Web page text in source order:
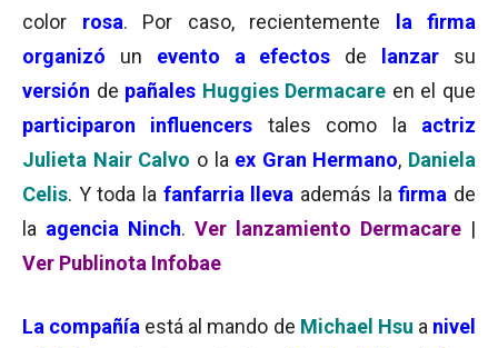
color rosa. Por caso, recientemente
la firma
organizó un evento a efectos de lanzar su
versión de pañales Huggies Dermacare en el que
participaron influencers tales como la actriz
Julieta Nair Calvo o la ex Gran Hermano, Daniela
Celis. Y toda la fanfarria lleva además lafirma de
la agencia Ninch. Ver lanzamiento Dermacare |
Ver Publinota Infobae
La compañía está al mando de Michael Hsu a nivel